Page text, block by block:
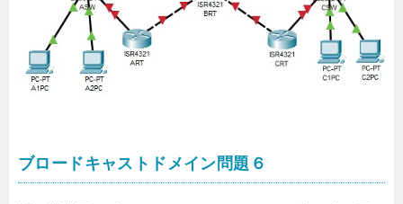
ブロードキャストドメイン問題６